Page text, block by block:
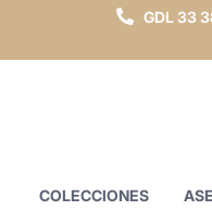
GDL33
COLECCIONES